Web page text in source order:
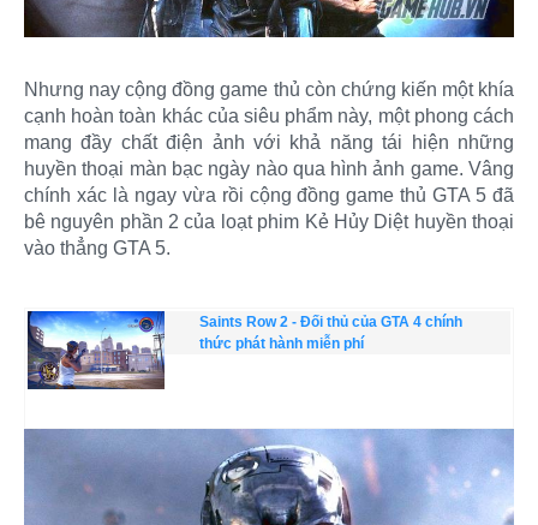
Nhưng nay cộng đồng game thủ còn chứng kiến một khía
cạnh hoàn toàn khác của siêu phẩm này, một phong cách
mang đầy chất điện ảnh với khả năng tái hiện những
huyền thoại màn bạc ngày nào qua hình ảnh game. Vâng
chính xác là ngay vừa rồi cộng đồng game thủ GTA 5 đã
bê nguyên phần 2 của loạt phim Kẻ Hủy Diệt huyền thoại
vào thẳng GTA 5.
Saints Row 2 - Đối thủ của GTA 4 chính
thức phát hành miễn phí